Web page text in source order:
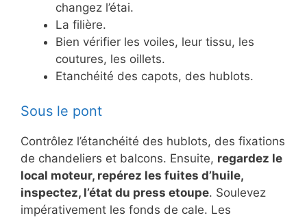
changez l’étai.
La filière.
Bien vérifier les voiles, leur tissu, les
coutures, les oillets.
Etanchéité des capots, des hublots.
Sous le pont
Contrôlez l’étanchéité des hublots, des fixations
de chandeliers et balcons. Ensuite, regardez le
local moteur, repérez les fuites d’huile,
inspectez, l’état du press etoupe. Soulevez
impérativement les fonds de cale. Les